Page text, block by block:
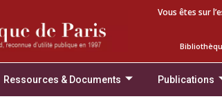
Vous êtes sur
Ressources & Documents Publications